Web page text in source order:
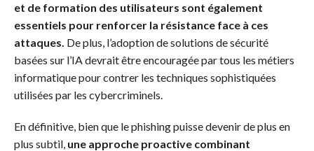
et de formation des utilisateurs sont également
essentiels pour renforcer la résistance face à ces
attaques. De plus, l’adoption de solutions de sécurité
basées sur l’IA devrait être encouragée par tous les métiers
informatique pour contrer les techniques sophistiquées
utilisées par les cybercriminels.
En définitive, bien que le phishing puisse devenir de plus en
plus subtil, une approche proactive combinant